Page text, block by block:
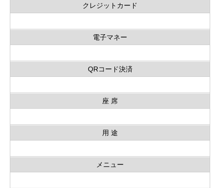
クレジットカード
電子マネー
QRコード決済
座 席
用 途
メニュー